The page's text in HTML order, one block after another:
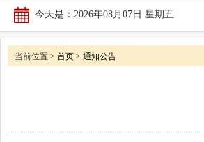
今天是： 2026年08月07日 星期五
当前位置 >首页>通知公告